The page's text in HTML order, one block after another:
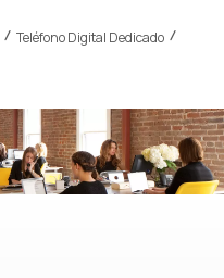
Teléfono Digital Dedicado